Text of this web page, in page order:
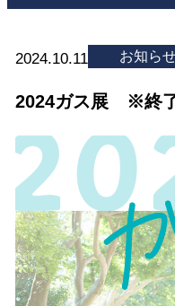
2024.10.11 お知ら
2024ガス展 ※終